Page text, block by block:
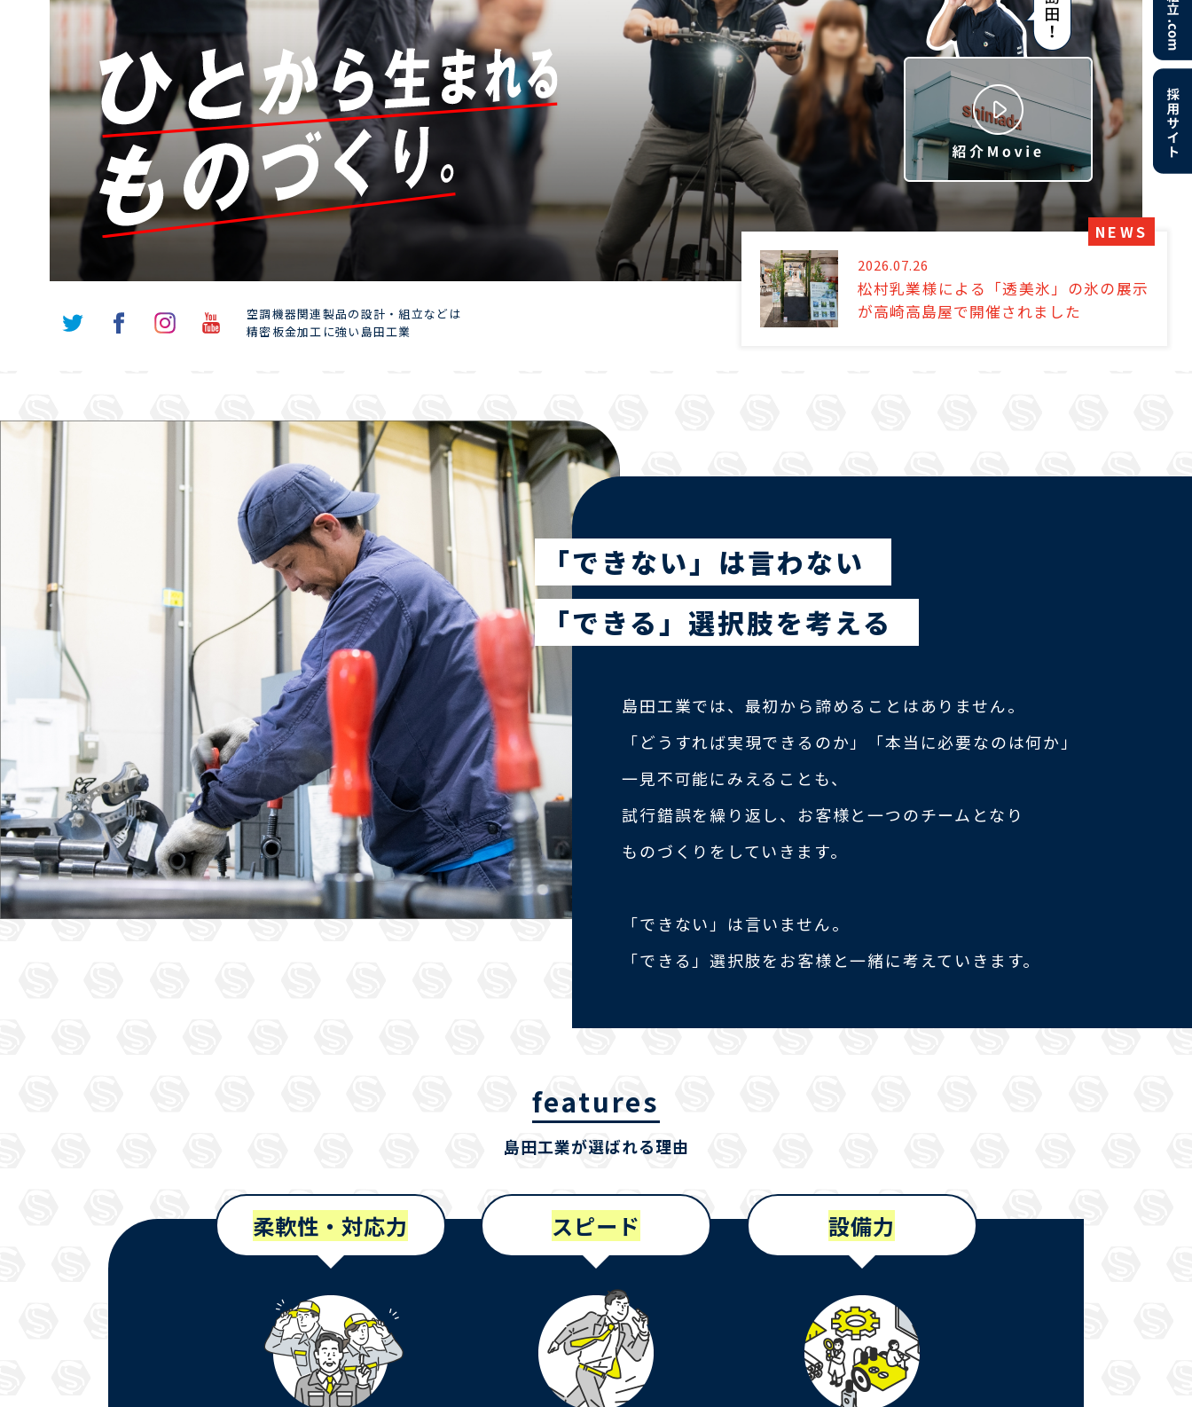
NEWS
2026.07.26
松村乳業様による「透美氷」の氷の展示
が高崎高島屋で開催されました
空調機器関連製品の設計‧組⽴などは
精密板⾦加⼯に強い島⽥⼯業
「できない」は言わない
「できる」選択肢を考える
島田工業では、最初から諦めることはありません。
「どうすれば実現できるのか」「本当に必要なのは何か」
一見不可能にみえることも、
試行錯誤を繰り返し、お客様と一つのチームとなり
ものづくりをしていきます。
「できない」は言いません。
「できる」選択肢をお客様と一緒に考えていきます。
features
島田工業が選ばれる理由
柔軟性・対応力 スピード 設備力